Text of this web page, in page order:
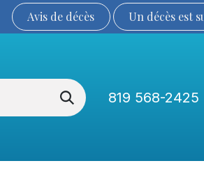
Avis de décès Un décès est
819 568-2425